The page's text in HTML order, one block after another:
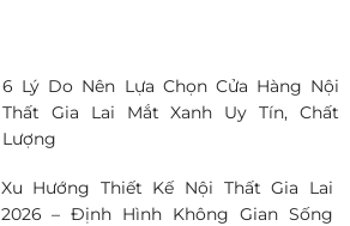
6 Lý Do Nên Lựa Chọn Cửa Hàng Nội
Thất Gia Lai Mắt Xanh Uy Tín, Chất
Lượng
Xu Hướng Thiết Kế Nội Thất Gia Lai
2026 – Định Hình Không Gian Sống